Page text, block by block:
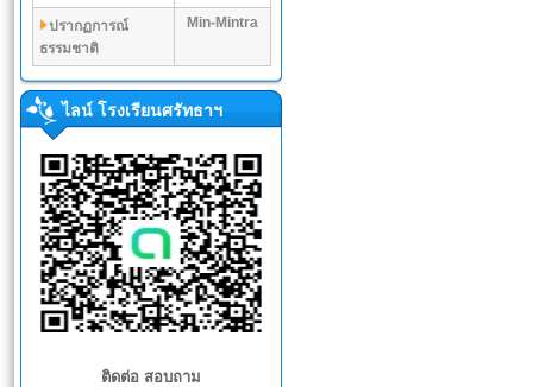
ปรากฏการณ์
ธรรมชาติ
Min-Mintra
ไลน์ โรงเรียนศรัทธาฯ
ติดต่อ สอบถาม